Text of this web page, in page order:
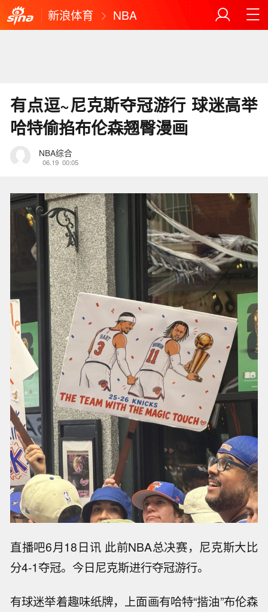
新浪体育 NBA
有点逗~尼克斯夺冠游行 球迷高举
哈特偷掐布伦森翘臀漫画
NBA综合
06.19 00:05
直播吧6月18日讯 此前NBA总决赛，尼克斯大比
分4-1夺冠。今日尼克斯进行夺冠游行。
有球迷举着趣味纸牌，上面画有哈特“揩油”布伦森